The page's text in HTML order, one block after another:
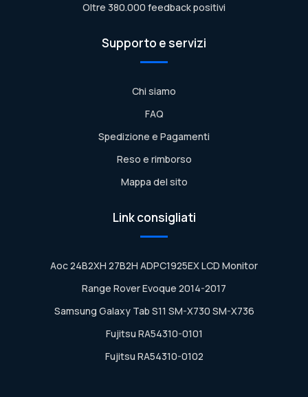
Oltre 380.000 feedback positivi
Supporto e servizi
Chi siamo
FAQ
Spedizione e Pagamenti
Reso e rimborso
Mappa del sito
Link consigliati
Aoc 24B2XH 27B2H ADPC1925EX LCD Monitor
Range Rover Evoque 2014-2017
Samsung Galaxy Tab S11 SM-X730 SM-X736
Fujitsu RA54310-0101
Fujitsu RA54310-0102